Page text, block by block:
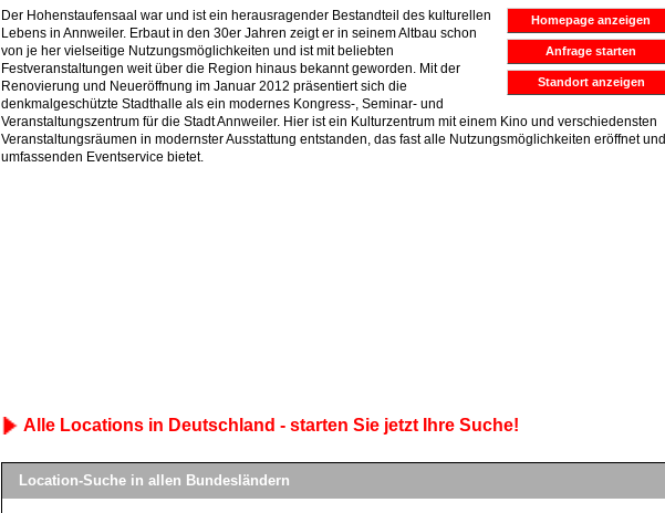
Homepage anzeigen
Anfrage starten
Standort anzeigen
Der Hohenstaufensaal war und ist ein herausragender Bestandteil des kulturellen
Lebens in Annweiler. Erbaut in den 30er Jahren zeigt er in seinem Altbau schon
von je her vielseitige Nutzungsmöglichkeiten und ist mit beliebten
Festveranstaltungen weit über die Region hinaus bekannt geworden. Mit der
Renovierung und Neueröffnung im Januar 2012 präsentiert sich die
denkmalgeschützte Stadthalle als ein modernes Kongress-, Seminar- und
Veranstaltungszentrum für die Stadt Annweiler. Hier ist ein Kulturzentrum mit einem Kino und verschiedensten
Veranstaltungsräumen in modernster Ausstattung entstanden, das fast alle Nutzungsmöglichkeiten eröffnet und
umfassenden Eventservice bietet.
Alle Locations in Deutschland - starten Sie jetzt Ihre Suche!
Location-Suche in allen Bundesländern